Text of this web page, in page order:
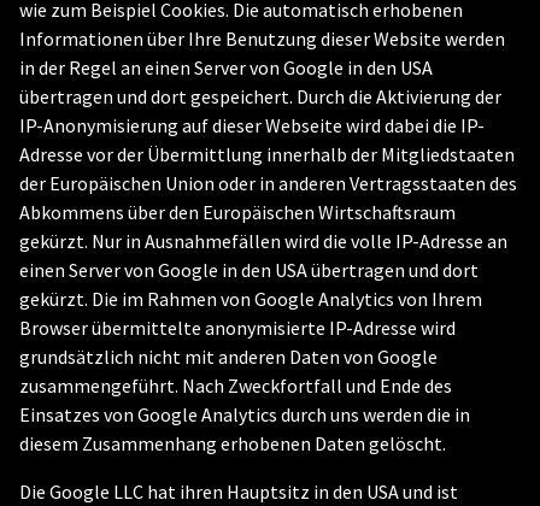
wie zum Beispiel Cookies. Die automatisch erhobenen
Informationen über Ihre Benutzung dieser Website werden
in der Regel an einen Server von Google in den USA
übertragen und dort gespeichert. Durch die Aktivierung der
IP-Anonymisierung auf dieser Webseite wird dabei die IP-
Adresse vor der Übermittlung innerhalb der Mitgliedstaaten
der Europäischen Union oder in anderen Vertragsstaaten des
Abkommens über den Europäischen Wirtschaftsraum
gekürzt. Nur in Ausnahmefällen wird die volle IP-Adresse an
einen Server von Google in den USA übertragen und dort
gekürzt. Die im Rahmen von Google Analytics von Ihrem
Browser übermittelte anonymisierte IP-Adresse wird
grundsätzlich nicht mit anderen Daten von Google
zusammengeführt. Nach Zweckfortfall und Ende des
Einsatzes von Google Analytics durch uns werden die in
diesem Zusammenhang erhobenen Daten gelöscht.
Die Google LLC hat ihren Hauptsitz in den USA und ist